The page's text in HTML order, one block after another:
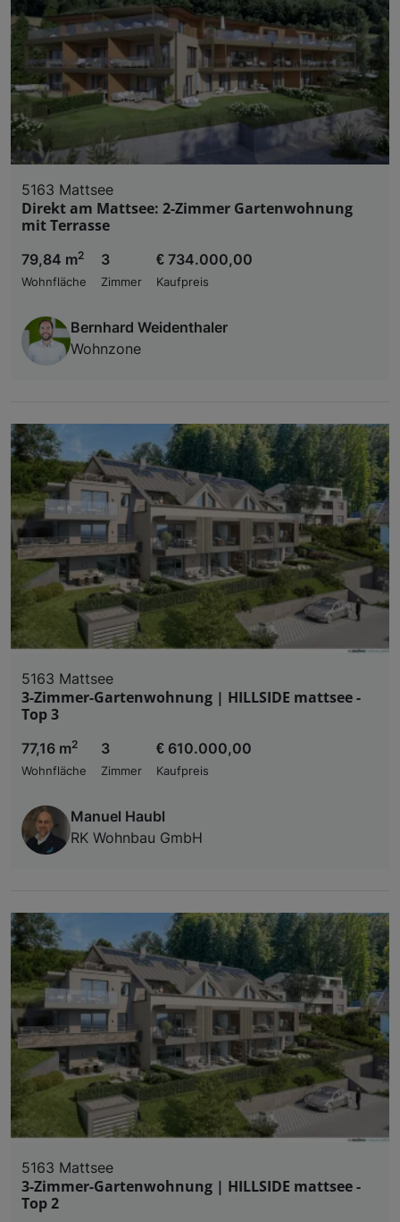
5163 Mattsee
Direkt am Mattsee: 2-Zimmer Gartenwohnung
mit Terrasse
79,84 m2
Wohnfläche
3
Zimmer
€ 734.000,00
Kaufpreis
Bernhard Weidenthaler
Wohnzone
5163 Mattsee
3-Zimmer-Gartenwohnung | HILLSIDE mattsee -
Top 3
77,16 m2
Wohnfläche
3
Zimmer
€ 610.000,00
Kaufpreis
Manuel Haubl
RK Wohnbau GmbH
5163 Mattsee
3-Zimmer-Gartenwohnung | HILLSIDE mattsee -
Top 2